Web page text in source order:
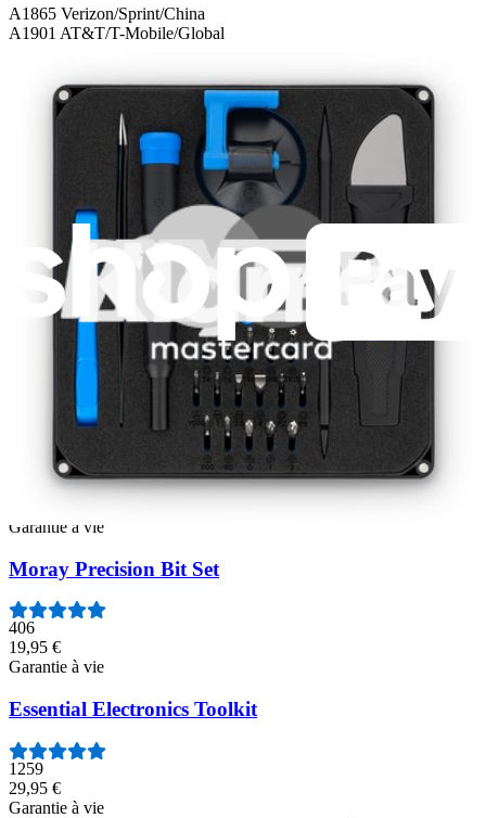
A1865 Verizon/Sprint/China
A1901 AT&T/T-Mobile/Global
Produits en vedette
Minnow Precision Bit Set
Garantie à vie
Pro Tech Toolkit
Mako Precision Bit Set
Garantie à vie
Moray Precision Bit Set
406
19,95 €
Garantie à vie
Essential Electronics Toolkit
1259
29,95 €
Garantie à vie